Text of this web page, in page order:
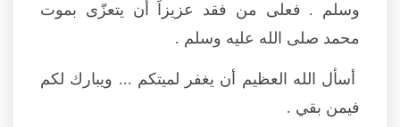
وسلم . فعلى من فقد عزيزاً أن يتعزّى بموت
محمد صلى الله عليه وسلم .
أسأل الله العظيم أن يغفر لميتكم ... ويبارك لكم
فيمن بقي .